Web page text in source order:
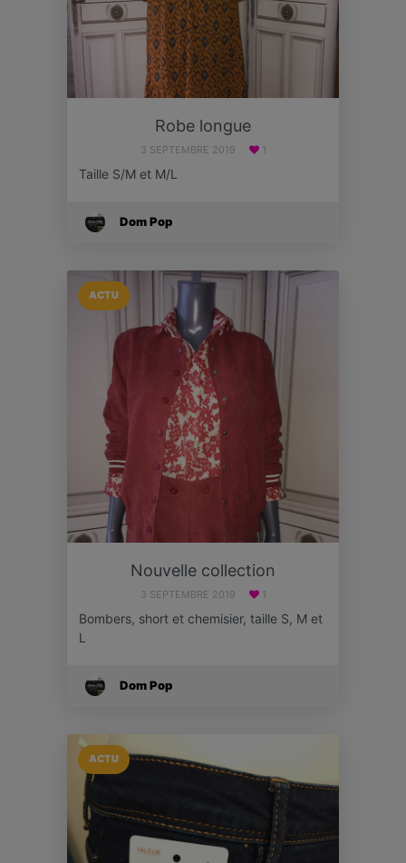
Robe longue
3 SEPTEMBRE 2019 1
Taille S/M et M/L
Dom Pop
ACTU
Nouvelle collection
3 SEPTEMBRE 2019 1
Bombers, short et chemisier, taille S, M et
L
Dom Pop
ACTU